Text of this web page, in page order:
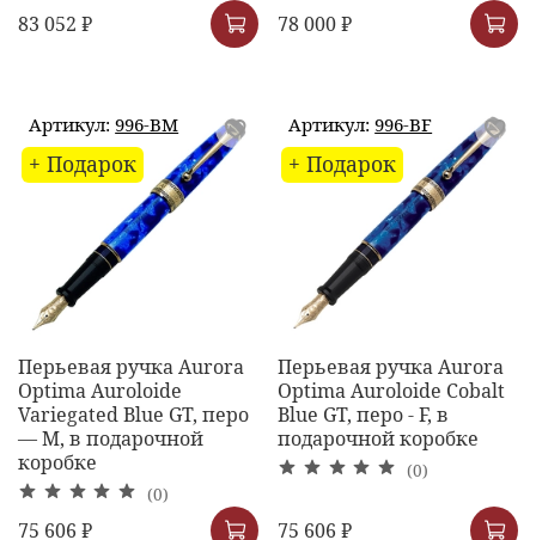
83 052 ₽ 78 000 ₽
Артикул:996-BM
+ Подарок
Перьевая ручка Aurora
Optima Auroloide
Variegated Blue GT, перо
— M, в подарочной
коробке
(0)
75 606 ₽
Артикул:996-BF
+ Подарок
Перьевая ручка Aurora
Optima Auroloide Cobalt
Blue GT, перо - F, в
подарочной коробке
(0)
75 606 ₽